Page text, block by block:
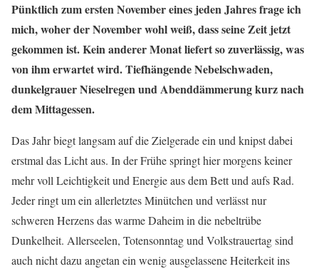
Pünktlich zum ersten November eines jeden Jahres frage ich
mich, woher der November wohl weiß, dass seine Zeit jetzt
gekommen ist. Kein anderer Monat liefert so zuverlässig, was
von ihm erwartet wird. Tiefhängende Nebelschwaden,
dunkelgrauer Nieselregen und Abenddämmerung kurz nach
dem Mittagessen.
Das Jahr biegt langsam auf die Zielgerade ein und knipst dabei
erstmal das Licht aus. In der Frühe springt hier morgens keiner
mehr voll Leichtigkeit und Energie aus dem Bett und aufs Rad.
Jeder ringt um ein allerletztes Minütchen und verlässt nur
schweren Herzens das warme Daheim in die nebeltrübe
Dunkelheit. Allerseelen, Totensonntag und Volkstrauertag sind
auch nicht dazu angetan ein wenig ausgelassene Heiterkeit ins